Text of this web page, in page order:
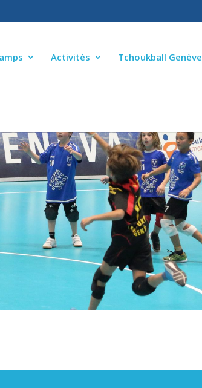
Activités Tchoukball Genève